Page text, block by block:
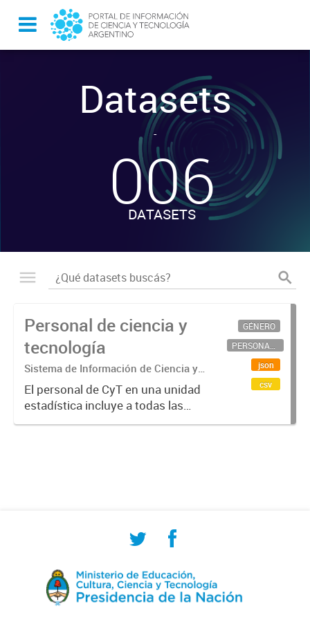
Datasets
-
006
DATASETS
Personal de ciencia y
tecnología
Sistema de Información de Ciencia y
Tecnología Argentino (SICYTAR)
El personal de CyT en una unidad
estadística incluye a todas las
personas involucradas
GÉNERO
PERSONAL CIENTÍFICO-TECNOLÓGICO
json
csv